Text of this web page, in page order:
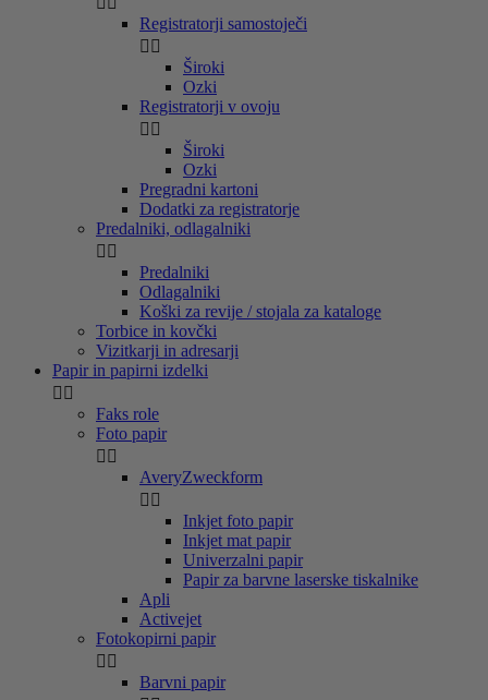
Registratorji samostoječi
 
Široki
Ozki
Registratorji v ovoju
 
Široki
Ozki
Pregradni kartoni
Dodatki za registratorje
Predalniki, odlagalniki
 
Predalniki
Odlagalniki
Koški za revije / stojala za kataloge
Torbice in kovčki
Vizitkarji in adresarji
Papir in papirni izdelki
 
Faks role
Foto papir
 
AveryZweckform
 
Inkjet foto papir
Inkjet mat papir
Univerzalni papir
Papir za barvne laserske tiskalnike
Apli
Activejet
Fotokopirni papir
 
Barvni papir